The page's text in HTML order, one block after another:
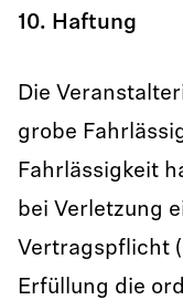
10. Haftung
Die
grobe
Fahrlässigkeit
bei Verletzung
Vertragspflicht
Erfüllung die